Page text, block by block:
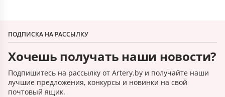
ПОДПИСКА НА РАССЫЛКУ
Хочешь получать наши новости?
Подпишитесь на рассылку от Artery.by и получайте наши
лучшие предложения, конкурсы и новинки на свой
почтовый ящик.